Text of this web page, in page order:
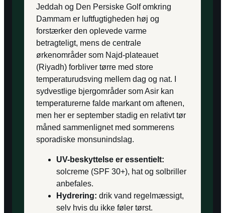
Jeddah og Den Persiske Golf omkring
Dammam er luftfugtigheden høj og
forstærker den oplevede varme
betragteligt, mens de centrale
ørkenområder som Najd-plateauet
(Riyadh) forbliver tørre med store
temperaturudsving mellem dag og nat. I
sydvestlige bjergområder som Asir kan
temperaturerne falde markant om aftenen,
men her er september stadig en relativt tør
måned sammenlignet med sommerens
sporadiske monsunindslag.
UV-beskyttelse er essentielt:
solcreme (SPF 30+), hat og solbriller
anbefales.
Hydrering: drik vand regelmæssigt,
selv hvis du ikke føler tørst.